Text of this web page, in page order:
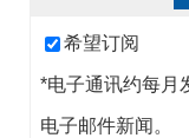
希望订阅
*电子通讯约每月
电子邮件新闻。